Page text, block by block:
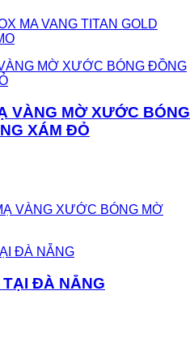
MA VANG TITAN GOLD
VÀNG MỜ XƯỚC BÓNG
XÁM ĐỎ
VÀNG XƯỚC BÓNG MỜ
TẠI ĐÀ NẴNG